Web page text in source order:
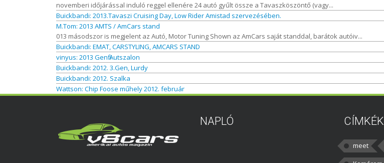
novemberi időjárással induló reggel ellenére 24 autó gyűlt össze a Tavaszköszöntő (vagy...
Buickbandi: 2013.Tavaszi Cruising Day, Low Rider Amistad szervezésében.
M.Tom: 2013 AMTS / AmCars stand
013 másodszor is megjelent az Autó, Motor Tuning Shown az AmCars saját standdal, barátok autóiv...
Buickbandi: EMAT, CARSTYLING, AMCARS STAND
vinyus: 2013 Genfi Autszalon
Buickbandi: 2012. 3.Gen, Lurdy
Buickbandi: 2012. Szalka
Wattson: Chip Foose műhely 2012. február
NAPLÓ CÍMKÉK
meet